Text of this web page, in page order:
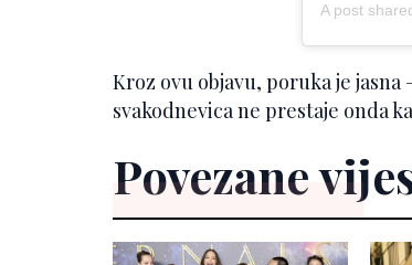
A post
Kroz ovu objavu, poruka je
svakodnevica ne prestaje onda
Povezane